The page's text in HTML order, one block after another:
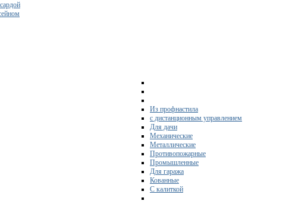
Из профнастила
с дистанционным управлением
Для дачи
Механические
Металлические
Противопожарные
Промышленные
Для гаража
Кованные
С калиткой